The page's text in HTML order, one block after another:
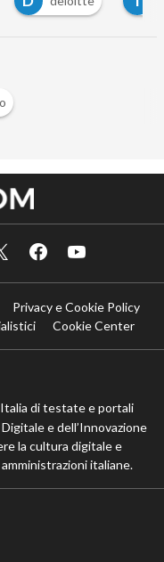
Privacy e Cookie Policy
Cookie Center
di testate e portali
e dell’Innovazione
la cultura digitale e
italiane.